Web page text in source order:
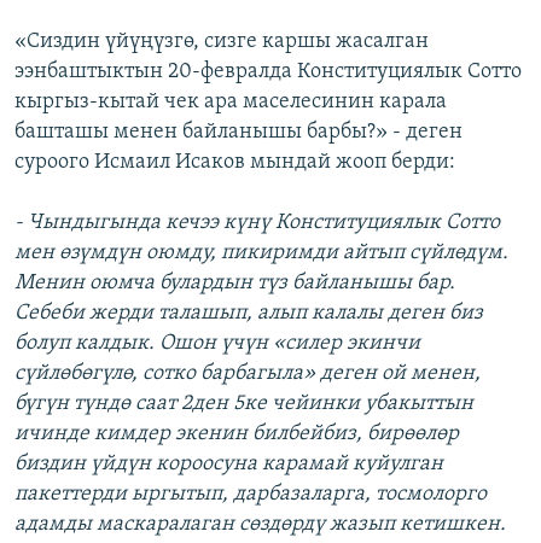
«Сиздин үйүңүзгө, сизге каршы жасалган
ээнбаштыктын 20-февралда Конституциялык Сотто
кыргыз-кытай чек ара маселесинин карала
башташы менен байланышы барбы?» - деген
суроого Исмаил Исаков мындай жооп берди:
- Чындыгында кечээ күнү Конституциялык Сотто
мен өзүмдүн оюмду, пикиримди айтып сүйлөдүм.
Менин оюмча булардын түз байланышы бар.
Себеби жерди талашып, алып калалы деген биз
болуп калдык. Ошон үчүн «силер экинчи
сүйлөбөгүлө, сотко барбагыла» деген ой менен,
бүгүн түндө саат 2ден 5ке чейинки убакыттын
ичинде кимдер экенин билбейбиз, бирөөлөр
биздин үйдүн короосуна карамай куйулган
пакеттерди ыргытып, дарбазаларга, тосмолорго
адамды маскаралаган сөздөрдү жазып кетишкен.